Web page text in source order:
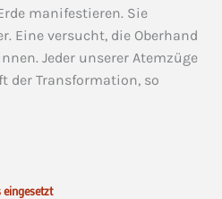
manifestieren. Sie
Eine versucht, die Oberhand
Jeder unserer Atemzüge
der Transformation, so